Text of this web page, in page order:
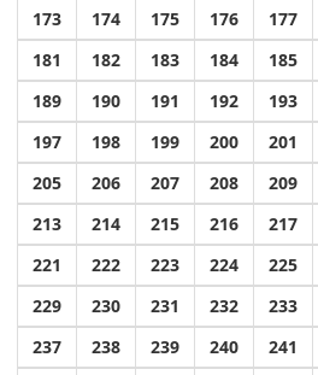
173 174 175 176 177
181
182 183 184 185
189
190 191 192 193
197
198 199 200 201
205
206 207 208 209
213
214 215 216 217
221
222 223 224 225
229
230 231 232 233
237
238 239 240 241